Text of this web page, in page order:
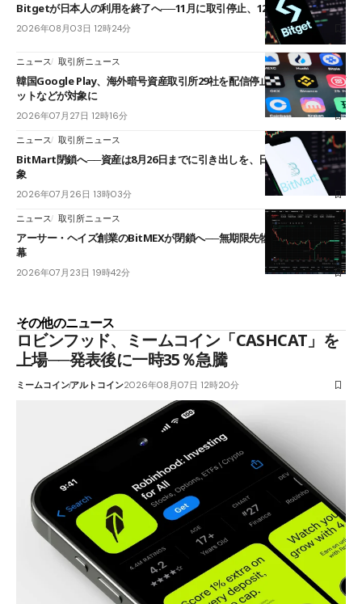
Bitgetが日本人の利用を終了へ──11月に取引停止、12月末に強制決済
2026年08月03日 12時24分
ニュース 取引所ニュース
韓国Google Play、海外暗号資産取引所29社を配信停止──OKXやバイビ
ットなどが対象に
2026年07月27日 12時16分
ニュース 取引所ニュース
BitMart閉鎖へ──資産は8月26日までに引き出しを、日本人利用者も対
象
2026年07月26日 13時03分
ニュース 取引所ニュース
アーサー・ヘイズ創業のBitMEXが閉鎖へ──無期限先物を生んだ11年に
幕
2026年07月23日 19時42分
その他のニュース
ロビンフッド、ミームコイン「CASHCAT」を
上場──発表後に一時35％急騰
ミームコインアルトコイン2026年08月07日 12時20分